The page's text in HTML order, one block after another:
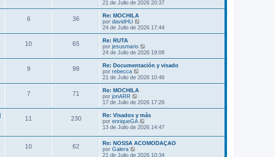
j
e
e
s
a
j
e
m
e
j
e
e
r
ú
l
t
o
m
e
s
a
j
e
21 de Julio de 2026 20:37
6 36
Re: MOCHILA
por davidHU
e
r
l
t
o
m
e
j
e
24 de Julio de 2026 17:44
10 65
Re: RUTA
por jesusmario
e
r
ú
t
m
e
n
s
j
e
24 de Julio de 2026 19:08
9 98
Re: Documentación y visado
por rebecca
e
r
t
o
m
e
n
s
j
21 de Julio de 2026 10:46
7 71
Re: MOCHILA
por jonARR
e
r
ú
t
m
o
e
17 de Julio de 2026 17:26
11 230
Re: Visados y más
por enriqueGA
e
ú
l
13 de Julio de 2026 14:47
10 62
Re: NOSSA ACOMODAÇAO
por Galera
e
21 de Julio de 2026 10:34